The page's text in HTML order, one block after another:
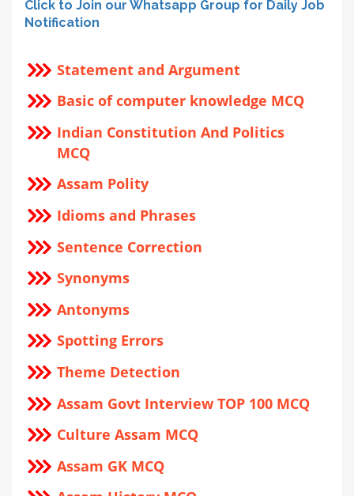
Click to Join our Whatsapp Group for Daily Job
Notification
Statement and Argument
Basic of computer knowledge MCQ
Indian Constitution And Politics
MCQ
Assam Polity
Idioms and Phrases
Sentence Correction
Synonyms
Antonyms
Spotting Errors
Theme Detection
Assam Govt Interview TOP 100 MCQ
Culture Assam MCQ
Assam GK MCQ